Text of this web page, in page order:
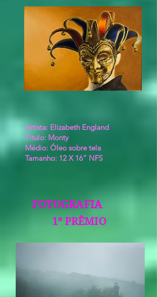
Artista: Elizabeth England
Título: Monty
Médio: Óleo sobre tela
Tamanho: 12 X 16” NFS
FOTOGRAFIA
1º PRÊMIO